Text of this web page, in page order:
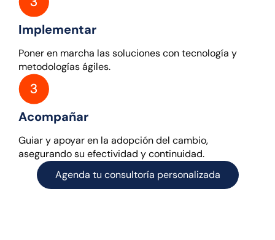
Implementar
Poner en marcha las soluciones con tecnología y
metodologías ágiles.
Acompañar
Guiar y apoyar en la adopción del cambio,
asegurando su efectividad y continuidad.
Agenda tu consultoría personalizada